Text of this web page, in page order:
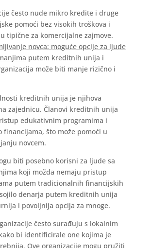
često nude mikro kredite i druge
pomoći bez visokih troškova i
tipične za komercijalne zajmove.
novca: moguće opcije za ljude
putem kreditnih unija i
može biti manje rizično i
kreditnih unija je njihova
zajednicu. Članovi kreditnih unija
edukativnim programima i
financijama, što može pomoći u
novcem.
biti posebno korisni za ljude sa
koji možda nemaju pristup
putem tradicionalnih financijskih
denarja putem kreditnih unija
i povoljnija opcija za mnoge.
često surađuju s lokalnim
bi identificirale one kojima je
Ove organizacije mogu pružiti